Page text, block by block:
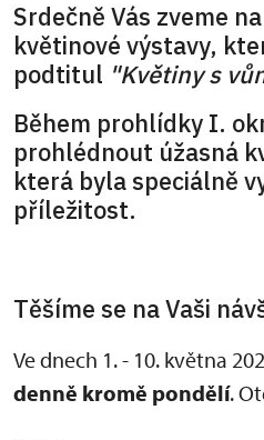
Srdečně Vás zveme
květinové výstavy,
podtitul "Květiny s
Během prohlídky I.
prohlédnout úžasná
která byla speciálně
příležitost.
Těšíme se na Vaši
Ve dnech 1. - 10. května
denně kromě pondělí.